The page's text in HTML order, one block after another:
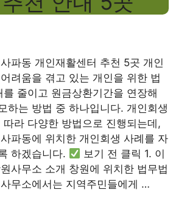
파동 개인재활센터 추천 5곳 개인
려움을 겪고 있는 개인을 위한 법
줄이고 원금상환기간을 연장해
하는 방법 중 하나입니다. 개인회생
따라 다양한 방법으로 진행되는데,
파동에 위치한 개인회생 사례를 자
하겠습니다.
보기 전 클릭 1. 이
사무소 소개 창원에 위치한 법무법
무소에서는 지역주민들에게 …